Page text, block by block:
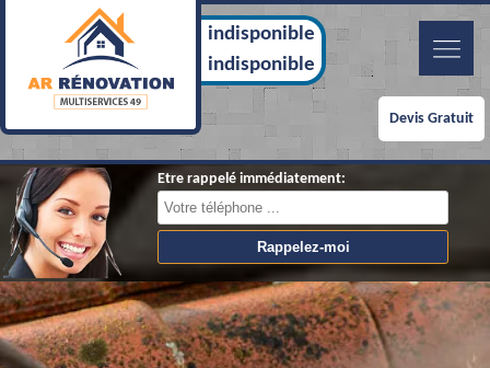
indisponible
indisponible
Devis Gratuit
Etre rappelé immédiatement: